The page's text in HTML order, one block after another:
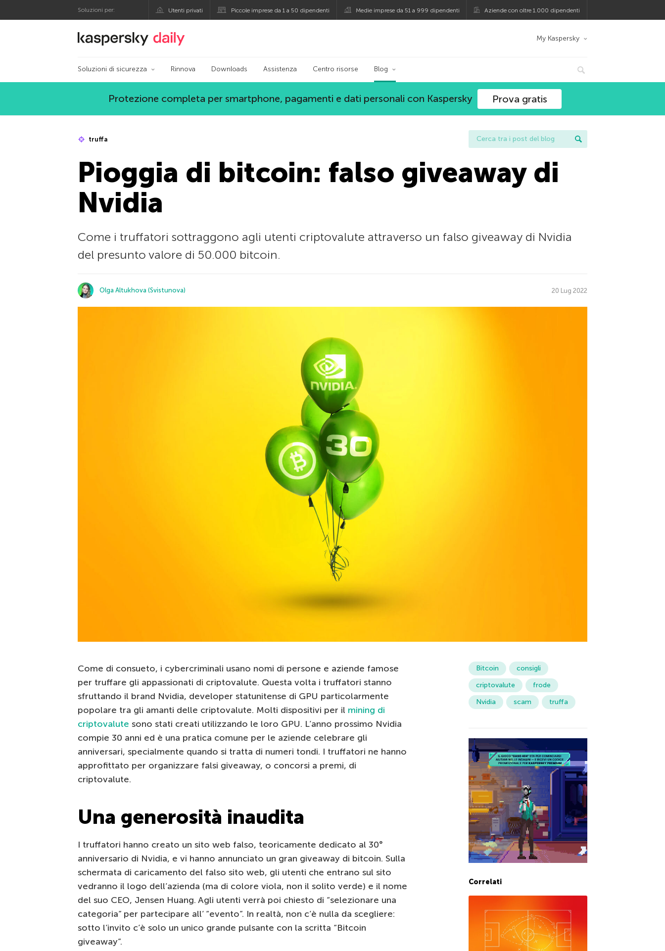
Soluzioni per: Utenti privati Piccole imprese da 1 a 50 dipendenti Medie imprese da 51 a 999 dipendenti Aziende con oltre 1.000 dipendenti
Blog ufficiale di Kaspersky My Kaspersky
Soluzioni di sicurezza Rinnova Downloads Assistenza Centro risorse Blog
Protezione completa per smartphone, pagamenti e dati personali con Kaspersky Prova gratis
truffa
Pioggia di bitcoin: falso giveaway di
Nvidia
Come i truffatori sottraggono agli utenti criptovalute attraverso un falso giveaway di Nvidia
del presunto valore di 50.000 bitcoin.
Olga Altukhova (Svistunova) 20 Lug 2022
Come di consueto, i cybercriminali usano nomi di persone e aziende famose
per truffare gli appassionati di criptovalute. Questa volta i truffatori stanno
sfruttando il brand Nvidia, developer statunitense di GPU particolarmente
popolare tra gli amanti delle criptovalute. Molti dispositivi per il mining di
criptovalute sono stati creati utilizzando le loro GPU. L’anno prossimo Nvidia
compie 30 anni ed è una pratica comune per le aziende celebrare gli
anniversari, specialmente quando si tratta di numeri tondi. I truffatori ne hanno
approfittato per organizzare falsi giveaway, o concorsi a premi, di
criptovalute.
Una generosità inaudita
I truffatori hanno creato un sito web falso, teoricamente dedicato al 30°
anniversario di Nvidia, e vi hanno annunciato un gran giveaway di bitcoin. Sulla
schermata di caricamento del falso sito web, gli utenti che entrano sul sito
vedranno il logo dell’azienda (ma di colore viola, non il solito verde) e il nome
del suo CEO, Jensen Huang. Agli utenti verrà poi chiesto di “selezionare una
categoria” per partecipare all’ “evento”. In realtà, non c’è nulla da scegliere:
sotto l’invito c’è solo un unico grande pulsante con la scritta “Bitcoin
giveaway”.
Bitcoin
consigli
criptovalute
frode
Nvidia
scam truffa
Correlati